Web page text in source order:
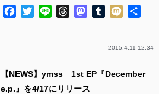
Facebook
TwitterLine ThreadsMastodon
Tumblr
Mixi
2015.4.11 12:34
【NEWS】ymss 1st EP『December
e.p.』を4/17にリリース